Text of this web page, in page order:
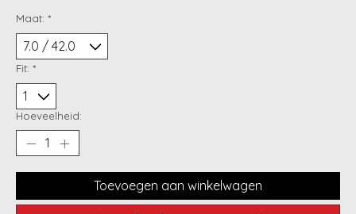
Maat: *
Fit: *
Hoeveelheid:
Toevoegen aan winkelwagen